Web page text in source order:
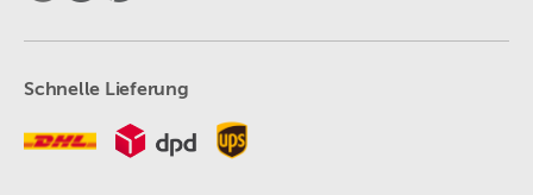
Schnelle Lieferung